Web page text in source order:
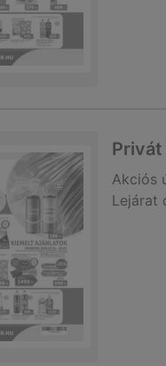
Akciós
Lejárat